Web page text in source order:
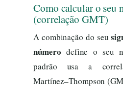
Como calcular o seu
(correlação GMT)
A combinação do seu
número define o seu
padrão usa a
Martínez–Thompson